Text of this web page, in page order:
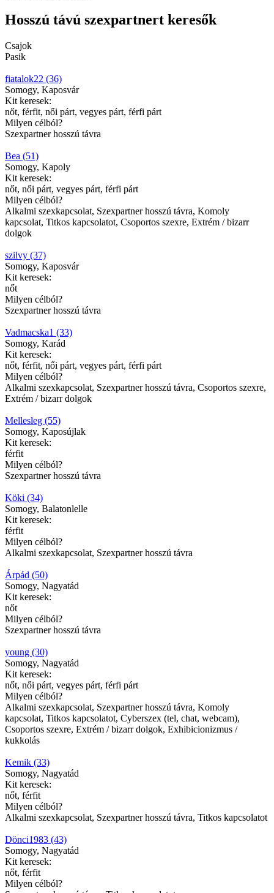
Hosszú távú szexpartnert keresők
Csajok
Pasik
fiatalok22 (36)
Somogy, Kaposvár
Kit keresek:
nőt, férfit, női párt, vegyes párt, férfi párt
Milyen célból?
Szexpartner hosszú távra
Bea (51)
Somogy, Kapoly
Kit keresek:
nőt, női párt, vegyes párt, férfi párt
Milyen célból?
Alkalmi szexkapcsolat, Szexpartner hosszú távra, Komoly
kapcsolat, Titkos kapcsolatot, Csoportos szexre, Extrém / bizarr
dolgok
szilvy (37)
Somogy, Kaposvár
Kit keresek:
nőt
Milyen célból?
Szexpartner hosszú távra
Vadmacska1 (33)
Somogy, Karád
Kit keresek:
nőt, férfit, női párt, vegyes párt, férfi párt
Milyen célból?
Alkalmi szexkapcsolat, Szexpartner hosszú távra, Csoportos szexre,
Extrém / bizarr dolgok
Mellesleg (55)
Somogy, Kaposújlak
Kit keresek:
férfit
Milyen célból?
Szexpartner hosszú távra
Köki (34)
Somogy, Balatonlelle
Kit keresek:
férfit
Milyen célból?
Alkalmi szexkapcsolat, Szexpartner hosszú távra
Árpád (50)
Somogy, Nagyatád
Kit keresek:
nőt
Milyen célból?
Szexpartner hosszú távra
young (30)
Somogy, Nagyatád
Kit keresek:
nőt, női párt, vegyes párt, férfi párt
Milyen célból?
Alkalmi szexkapcsolat, Szexpartner hosszú távra, Komoly
kapcsolat, Titkos kapcsolatot, Cyberszex (tel, chat, webcam),
Csoportos szexre, Extrém / bizarr dolgok, Exhibicionizmus /
kukkolás
Kemik (33)
Somogy, Nagyatád
Kit keresek:
nőt, férfit
Milyen célból?
Alkalmi szexkapcsolat, Szexpartner hosszú távra, Titkos kapcsolatot
Dönci1983 (43)
Somogy, Nagyatád
Kit keresek:
nőt, férfit
Milyen célból?